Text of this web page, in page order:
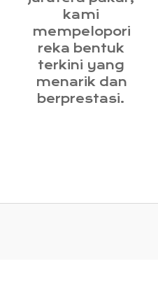
kami
mempelopori
reka bentuk
terkini yang
menarik dan
berprestasi.